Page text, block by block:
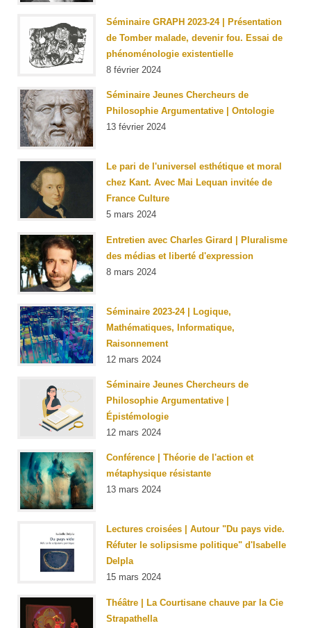
Séminaire GRAPH 2023-24 | Présentation
de Tomber malade, devenir fou. Essai de
phénoménologie existentielle
8 février 2024
Séminaire Jeunes Chercheurs de
Philosophie Argumentative | Ontologie
13 février 2024
Le pari de l'universel esthétique et moral
chez Kant. Avec Mai Lequan invitée de
France Culture
5 mars 2024
Entretien avec Charles Girard | Pluralisme
des médias et liberté d'expression
8 mars 2024
Séminaire 2023-24 | Logique,
Mathématiques, Informatique,
Raisonnement
12 mars 2024
Séminaire Jeunes Chercheurs de
Philosophie Argumentative |
Épistémologie
12 mars 2024
Conférence | Théorie de l'action et
métaphysique résistante
13 mars 2024
Lectures croisées | Autour "Du pays vide.
Réfuter le solipsisme politique" d'Isabelle
Delpla
15 mars 2024
Théâtre | La Courtisane chauve par la Cie
Strapathella